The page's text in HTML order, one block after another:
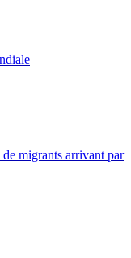
migrants arrivant par